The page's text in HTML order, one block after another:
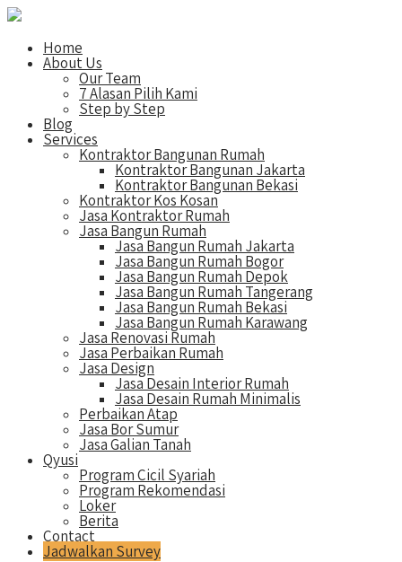
Home
About Us
Our Team
7 Alasan Pilih Kami
Step by Step
Blog
Services
Kontraktor Bangunan Rumah
Kontraktor Bangunan Jakarta
Kontraktor Bangunan Bekasi
Kontraktor Kos Kosan
Jasa Kontraktor Rumah
Jasa Bangun Rumah
Jasa Bangun Rumah Jakarta
Jasa Bangun Rumah Bogor
Jasa Bangun Rumah Depok
Jasa Bangun Rumah Tangerang
Jasa Bangun Rumah Bekasi
Jasa Bangun Rumah Karawang
Jasa Renovasi Rumah
Jasa Perbaikan Rumah
Jasa Design
Jasa Desain Interior Rumah
Jasa Desain Rumah Minimalis
Perbaikan Atap
Jasa Bor Sumur
Jasa Galian Tanah
Qyusi
Program Cicil Syariah
Program Rekomendasi
Loker
Berita
Contact
Jadwalkan Survey